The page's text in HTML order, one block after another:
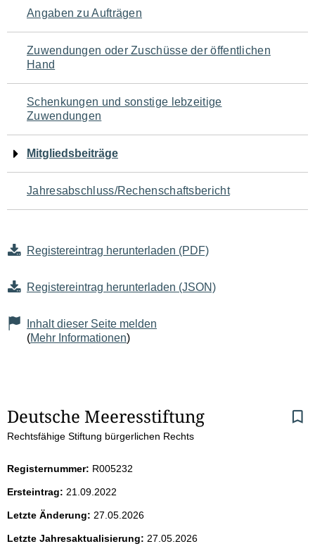
Angaben zu Aufträgen
Zuwendungen oder Zuschüsse der öffentlichen
Hand
Schenkungen und sonstige lebzeitige
Zuwendungen
Mitgliedsbeiträge
Jahresabschluss/Rechenschaftsbericht
Registereintrag herunterladen (PDF)
Registereintrag herunterladen (JSON)
Inhalt dieser Seite melden
(Mehr Informationen)
S
e
i
t
e
Deutsche Meeresstiftung
Rechtsfähige Stiftung bürgerlichen Rechts
Registernummer: R005232
Ersteintrag: 21.09.2022
Letzte Änderung: 27.05.2026
Letzte Jahresaktualisierung: 27.05.2026